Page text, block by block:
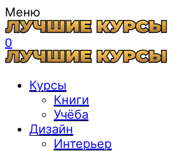
Меню
0
Курсы
Книги
Учёба
Дизайн
Интерьер